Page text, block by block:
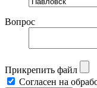
Вопрос
Прикрепить файл
Согласен на